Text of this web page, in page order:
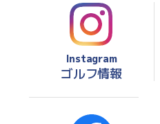
Instagram
ゴルフ情報